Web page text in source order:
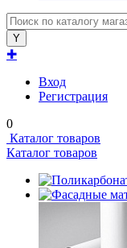
✚
Вход
Регистрация
0
Каталог товаров
Каталог товаров